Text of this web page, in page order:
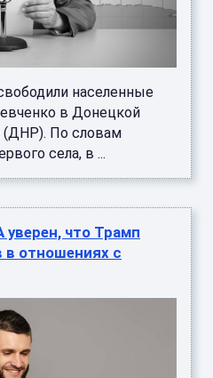
населенные
в Донецкой
(ДНР). По словам
села, в ...
что Трамп
в отношениях с